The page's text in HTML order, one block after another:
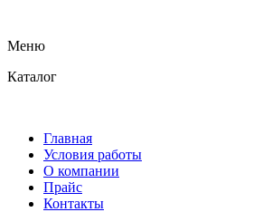
Меню
Каталог
Главная
Условия работы
О компании
Прайс
Контакты